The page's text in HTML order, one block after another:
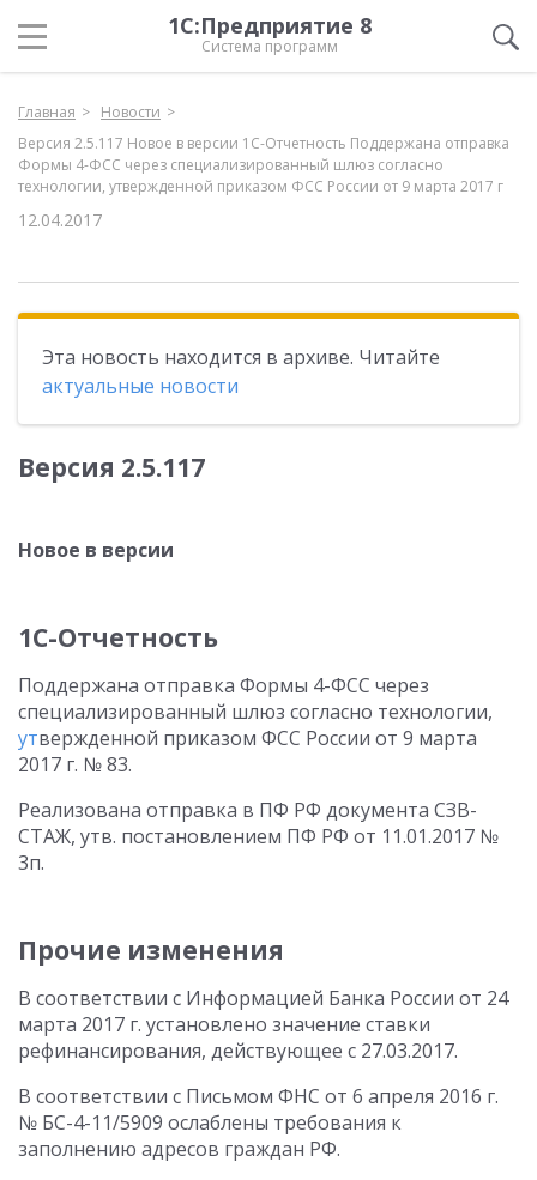
1С:Предприятие 8
Система программ
Главная
Новости
Версия 2.5.117 Новое в версии 1С-Отчетность Поддержана отправка
Формы 4-ФСС через специализированный шлюз согласно
технологии, утвержденной приказом ФСС России от 9 марта 2017 г
12.04.2017
Эта новость находится в архиве. Читайте
актуальные новости
Версия 2.5.117
Новое в версии
1С-Отчетность
Поддержана отправка Формы 4-ФСС через
специализированный шлюз согласно технологии,
утвержденной приказом ФСС России от 9 марта
2017 г. № 83.
Реализована отправка в ПФ РФ документа СЗВ-
СТАЖ, утв. постановлением ПФ РФ от 11.01.2017 №
3п.
Прочие изменения
В соответствии с Информацией Банка России от 24
марта 2017 г. установлено значение ставки
рефинансирования, действующее с 27.03.2017.
В соответствии с Письмом ФНС от 6 апреля 2016 г.
№ БС-4-11/5909 ослаблены требования к
заполнению адресов граждан РФ.